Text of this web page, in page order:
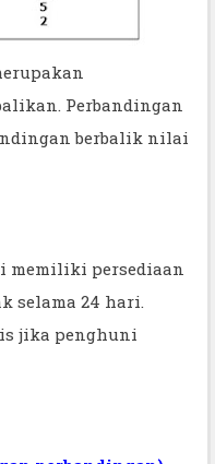
Perbandingan
berbalik nilai
memiliki persediaan
selama 24 hari.
jika penghuni